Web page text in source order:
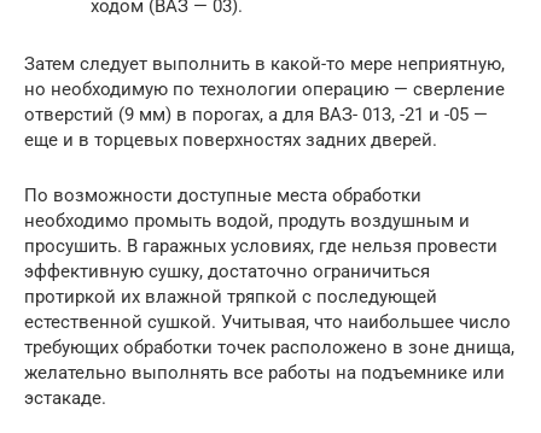
ходом (ВАЗ — 03).
Затем следует выполнить в какой-то мере неприятную,
но необходимую по технологии операцию — сверление
отверстий (9 мм) в порогах, а для ВАЗ- 013, -21 и -05 —
еще и в торцевых поверхностях задних дверей.
По возможности доступные места обработки
необходимо промыть водой, продуть воздушным и
просушить. В гаражных условиях, где нельзя провести
эффективную сушку, достаточно ограничиться
протиркой их влажной тряпкой с последующей
естественной сушкой. Учитывая, что наибольшее число
требующих обработки точек расположено в зоне днища,
желательно выполнять все работы на подъемнике или
эстакаде.